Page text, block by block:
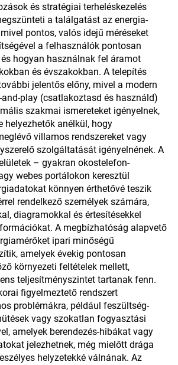
és stratégiai terheléskezelés
a találgatást az energia-
pontos, valós idejű méréseket
a felhasználók pontosan
hogyan használnak fel áramot
és évszakokban. A telepítés
jelentős előny, mivel a modern
play (csatlakoztasd és használd)
szakmai ismereteket igényelnek,
helyezhetők anélkül, hogy
villamos rendszereket vagy
szolgáltatását igényelnének. A
– gyakran okostelefon-
webes portálokon keresztül
könnyen érthetővé teszik
rendelkező személyek számára,
diagramokkal és értesítésekkel
A megbízhatóság alapvető
ipari minőségű
amelyek évekig pontosan
környezeti feltételek mellett,
teljesítményszintet tartanak fenn.
figyelmeztető rendszert
problémákra, például feszültség-
vagy szokatlan fogyasztási
amelyek berendezés-hibákat vagy
jelezhetnek, még mielőtt drága
helyzetekké válnának. Az